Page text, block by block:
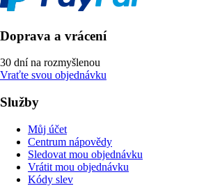
Doprava a vrácení
30 dní na rozmyšlenou
Vraťte svou objednávku
Služby
Můj účet
Centrum nápovědy
Sledovat mou objednávku
Vrátit mou objednávku
Kódy slev